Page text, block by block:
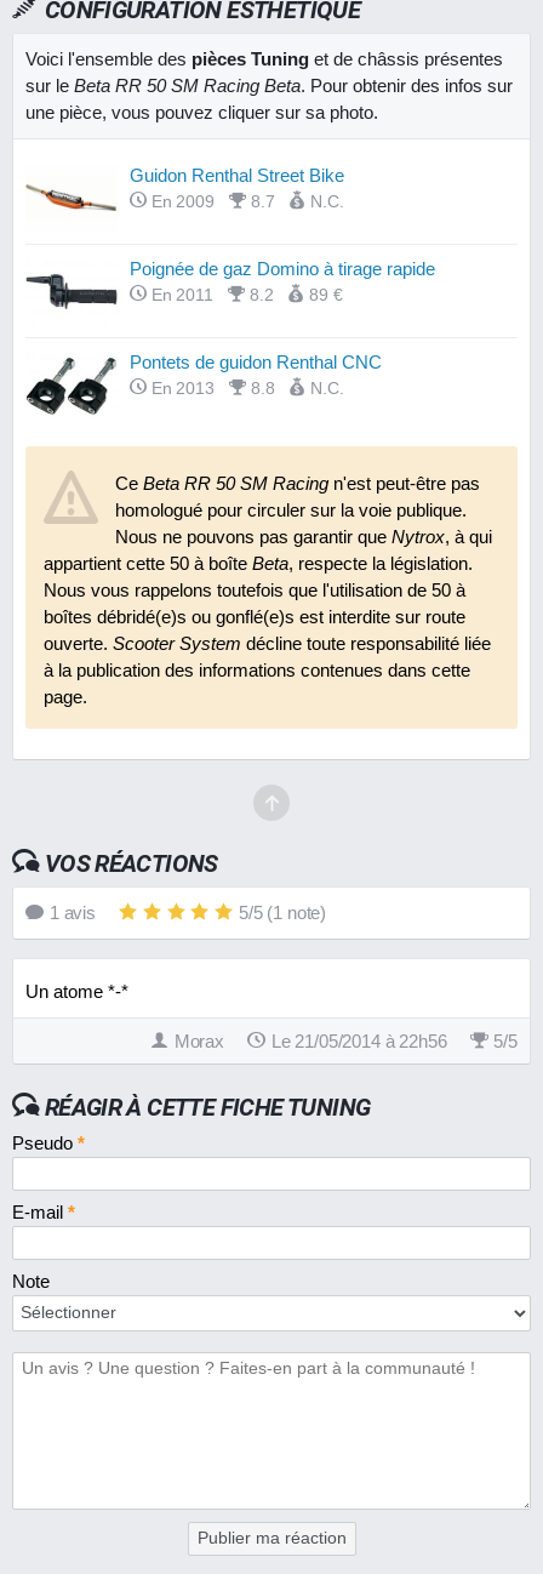
CONFIGURATION ESTHÉTIQUE
Voici l'ensemble des pièces Tuning et de châssis présentes
sur le Beta RR 50 SM Racing Beta. Pour obtenir des infos sur
une pièce, vous pouvez cliquer sur sa photo.
Guidon Renthal Street Bike
En 2009 8.7 N.C.
Poignée de gaz Domino à tirage rapide
En 2011 8.2 89 €
Pontets de guidon Renthal CNC
En 2013 8.8 N.C.
CeBeta RR 50 SM Racing n'est peut-être pas
homologué pour circuler sur la voie publique.
Nous ne pouvons pas garantir queNytrox, à qui
appartient cette 50 à boîte Beta, respecte la législation.
Nous vous rappelons toutefois que l'utilisation de 50 à
boîtes débridé(e)s ou gonflé(e)s est interdite sur route
ouverte. Scooter System décline toute responsabilité liée
à la publication des informations contenues dans cette
page.
VOS RÉACTIONS
1 avis 5/5(1 note)
Un atome *-*
Morax Le 21/05/2014 à 22h56 5/5
RÉAGIR À CETTE FICHE TUNING
Pseudo *
E-mail *
Note
Publier ma réaction